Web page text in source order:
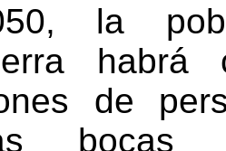
la
habrá
de